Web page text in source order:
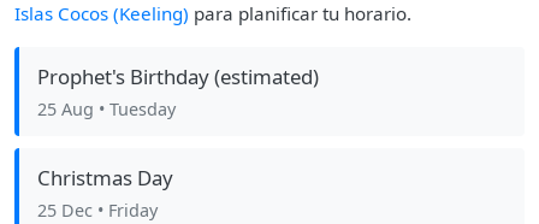
Islas Cocos (Keeling) para planificar tu horario.
Prophet's Birthday (estimated)
25 Aug • Tuesday
Christmas Day
25 Dec • Friday